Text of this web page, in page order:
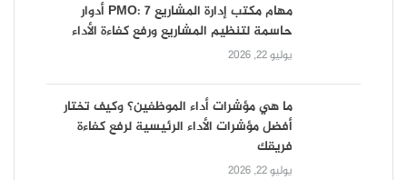
مهام مكتب إدارة المشاريع PMO: 7 أدوار
حاسمة لتنظيم المشاريع ورفع كفاءة الأداء
يوليو 22, 2026
ما هي مؤشرات أداء الموظفين؟ وكيف تختار
أفضل مؤشرات الأداء الرئيسية لرفع كفاءة
فريقك
يوليو 22, 2026